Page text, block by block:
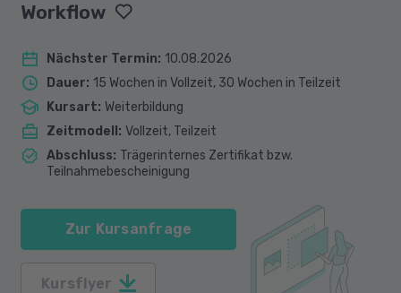
Workflow
Nächster Termin: 10.08.2026
Dauer: 15 Wochen in Vollzeit, 30 Wochen in Teilzeit
Kursart: Weiterbildung
Zeitmodell : Vollzeit, Teilzeit
Abschluss: Trägerinternes Zertifikat bzw.
Teilnahmebescheinigung
Zur Kursanfrage
Kursflyer